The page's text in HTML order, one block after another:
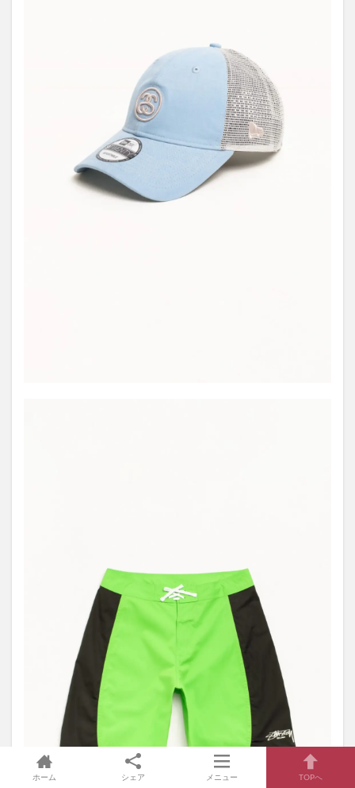
ホーム シェア メニュー TOPへ